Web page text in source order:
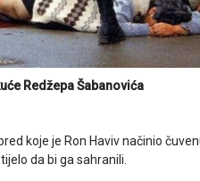
Redžepa Šabanovića
koje je Ron Haviv načinio
da bi ga sahranili.